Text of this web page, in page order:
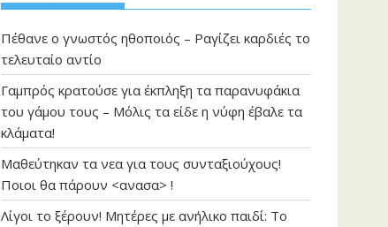
Πέθανε ο γνωστός ηθοποιός – Ραγίζει καρδιές το
τελευταίο αντίο
Γαμπρός κρατούσε για έκπληξη τα παρανυφάκια
του γάμου τους – Μόλις τα είδε η νύφη έβαλε τα
κλάματα!
Μαθεύτηκαν τα νεα για τους συνταξιούχους!
Ποιοι θα πάρουν <ανασα> !
Λίγοι το ξέρουν! Μητέρες με ανήλικο παιδί: Το